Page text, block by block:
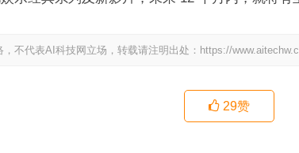
不代表AI科技网立场，转载请注明出处： https://
29赞